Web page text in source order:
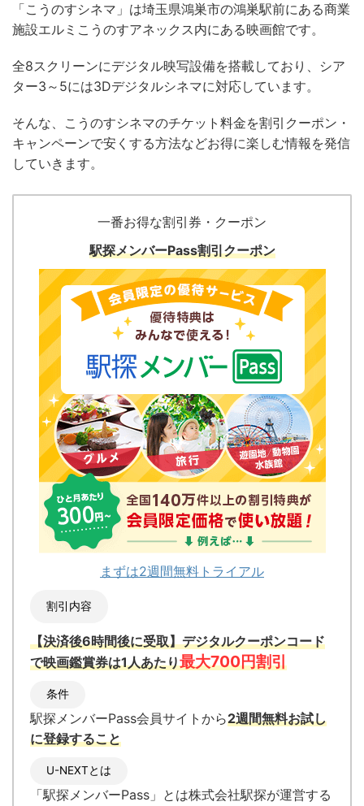
「こうのすシネマ」は埼玉県鴻巣市の鴻巣駅前にある商業
施設エルミこうのすアネックス内にある映画館です。
全8スクリーンにデジタル映写設備を搭載しており、シア
ター3～5には3Dデジタルシネマに対応しています。
そんな、こうのすシネマのチケット料金を割引クーポン・
キャンペーンで安くする方法などお得に楽しむ情報を発信
していきます。
一番お得な割引券・クーポン
駅探メンバーPass割引クーポン
まずは2週間無料トライアル
割引内容
【決済後6時間後に受取】デジタルクーポンコード
で映画鑑賞券は1人あたり最大700円割引
条件
駅探メンバーPass会員サイトから2週間無料お試し
に登録すること
U-NEXTとは
「駅探メンバーPass」とは株式会社駅探が運営する